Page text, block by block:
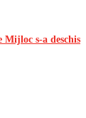
Mijloc s-a deschis